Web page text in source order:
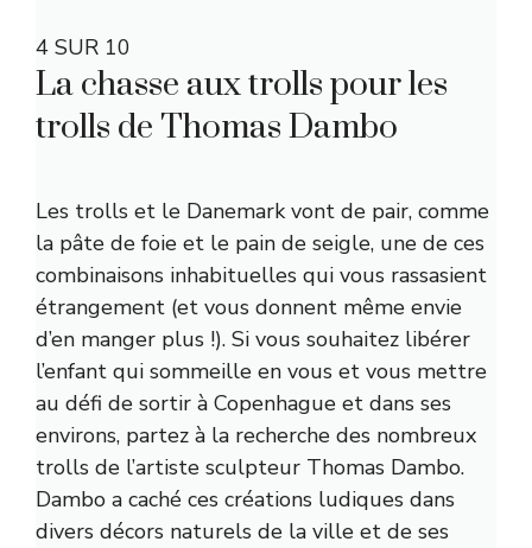
4 SUR 10
La chasse aux trolls pour les
trolls de Thomas Dambo
Les trolls et le Danemark vont de pair, comme
la pâte de foie et le pain de seigle, une de ces
combinaisons inhabituelles qui vous rassasient
étrangement (et vous donnent même envie
d’en manger plus !). Si vous souhaitez libérer
l’enfant qui sommeille en vous et vous mettre
au défi de sortir à Copenhague et dans ses
environs, partez à la recherche des nombreux
trolls de l’artiste sculpteur Thomas Dambo.
Dambo a caché ces créations ludiques dans
divers décors naturels de la ville et de ses